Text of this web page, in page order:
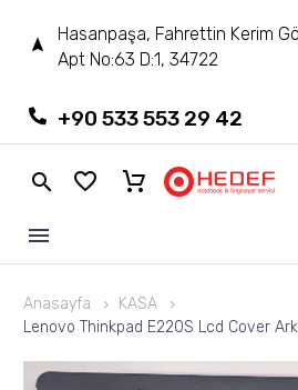
Hasanpaşa, Fahrettin Kerim
Apt No:63 D:1, 34722
+90 533 553 29 42
Anasayfa
KASA
Lenovo Thinkpad E220S Lcd Cover